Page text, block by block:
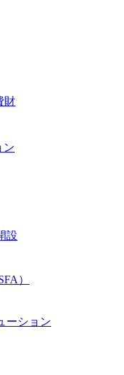
財
ン
設
）
ーション